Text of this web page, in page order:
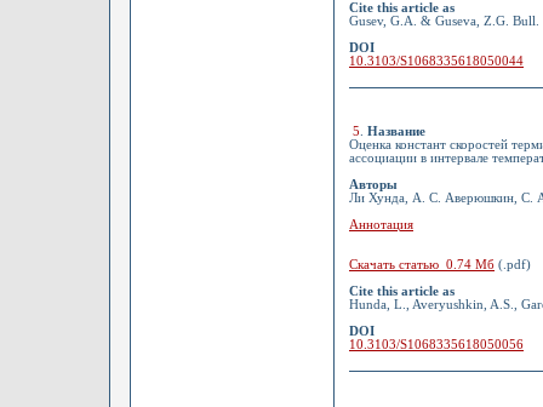
Cite this article as
Gusev, G.A. & Guseva, Z.G.
DOI
10.3103/S1068335618050044
5
Название
Оценка констант скоростей
ассоциации в интервале
Авторы
Ли Хунда, А. С. Аверюшкин, С.
Аннотация
Скачать статью 0.74 Мб (.pdf)
Cite this article as
Hunda, L., Averyushkin, A.S.,
DOI
10.3103/S1068335618050056